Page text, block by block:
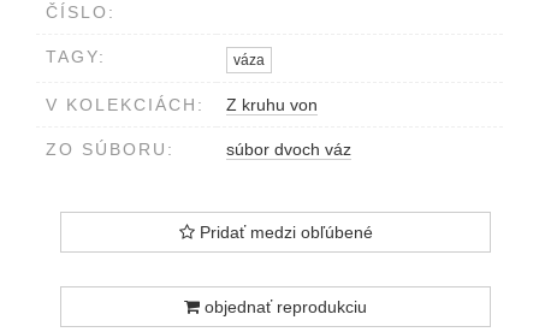
ČÍSLO:
TAGY: váza
V KOLEKCIÁCH: Z kruhu von
ZO SÚBORU: súbor dvoch váz
Pridať medzi obľúbené
objednať reprodukciu